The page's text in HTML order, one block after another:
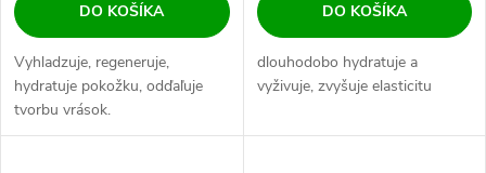
DO KOŠÍKA
Vyhladzuje, regeneruje,
hydratuje pokožku, odďaľuje
tvorbu vrások.
DO KOŠÍKA
dlouhodobo hydratuje a
vyživuje, zvyšuje elasticitu